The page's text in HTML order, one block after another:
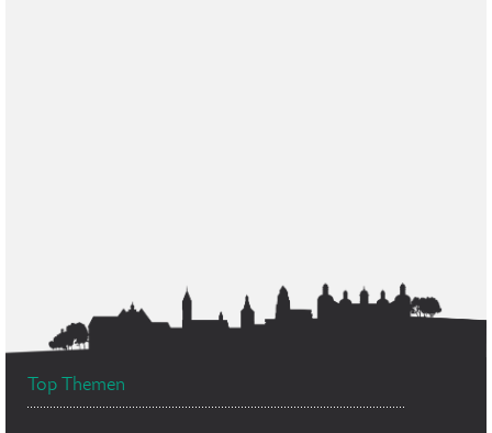
Top Themen